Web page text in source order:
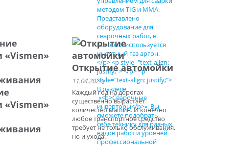
«Vismen»
Открытие автомойки
11.04.2023
Каждый год на дорогах
существенно вырастает
количество машин. И конечно
любое транспортное средство
требует не только обслуживания,
но и ухода.